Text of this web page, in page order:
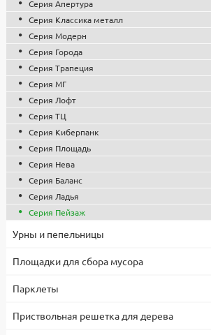
сертифицированные комплектующие и
Серия Апертура
Серия Классика металл
Серия Модерн
Серия Города
Серия Трапеция
Серия МГ
Серия Лофт
Серия ТЦ
Серия Киберпанк
Серия Площадь
Серия Нева
Серия Баланс
Серия Ладья
Серия Пейзаж
Урны и пепельницы
Площадки для сбора мусора
Парклеты
Приствольная решетка для дерева